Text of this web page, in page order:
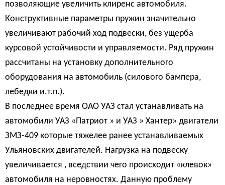
позволяющие увеличить клиренс автомобиля.
Конструктивные параметры пружин значительно
увеличивают рабочий ход подвески, без ущерба
курсовой устойчивости и управляемости. Ряд пружин
рассчитаны на установку дополнительного
оборудования на автомобиль (силового бампера,
лебедки и.т.п.).
В последнее время ОАО УАЗ стал устанавливать на
автомобили УАЗ «Патриот » и УАЗ » Хантер» двигатели
ЗМЗ-409 которые тяжелее ранее устанавливаемых
Ульяновских двигателей. Нагрузка на подвеску
увеличивается , вседствии чего происходит «клевок»
автомобиля на неровностях. Данную проблему